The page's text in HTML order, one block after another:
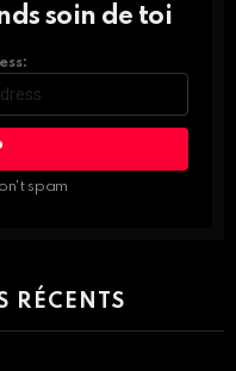
soin de toi
spam
RÉCENTS